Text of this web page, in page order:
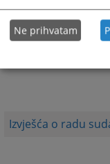
Izvješća o radu
changing
dates.
Ne prihvatam